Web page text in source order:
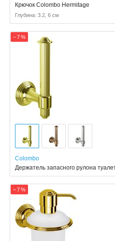
Крючок Colombo Hermitage
Глубина: 3.2, 6 см
− 7 %
Colombo
Держатель запасного рулона
− 7 %